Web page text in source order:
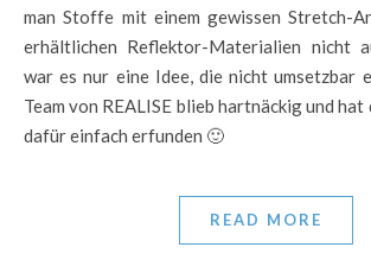
man Stoffe mit einem gewissen Stretch-
erhältlichen Reflektor-Materialien nicht
war es nur eine Idee, die nicht umsetzbar
Team von REALISE blieb hartnäckig und
dafür einfach erfunden 🙂
READ MORE